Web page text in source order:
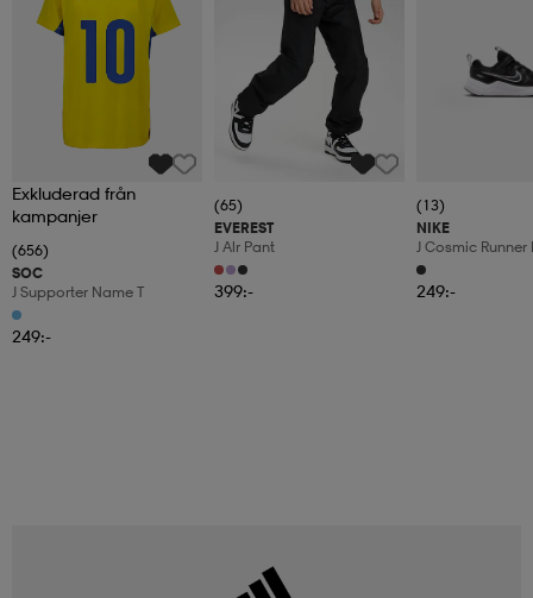
Exkluderad från
kampanjer
(656)
SOC
J Supporter Name T
249:-
(65)
EVEREST
J Alr Pant
399:-
(13)
NIKE
J Cosmic Runner
249:-